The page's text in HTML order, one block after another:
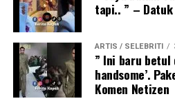
tapi.. ” –
ARTIS / SELEBRITI
” Ini baru
handsome’.
Komen Netizen